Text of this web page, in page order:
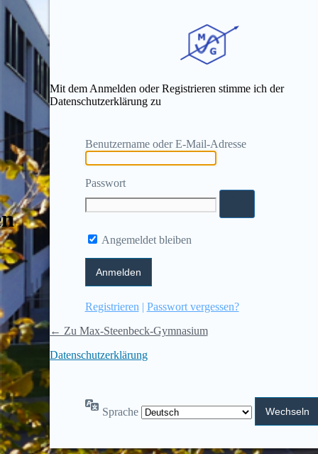
Mit dem Anmelden oder Registrieren stimme ich der
Datenschutzerklärung zu
Benutzername oder E-Mail-Adresse
Passwort
Angemeldet bleiben
Registrieren | Passwort vergessen?
← Zu Max-Steenbeck-Gymnasium
Datenschutzerklärung
Sprache